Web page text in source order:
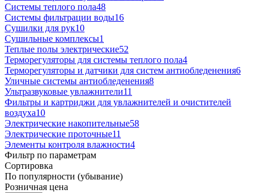
Системы теплого пола48
Системы фильтрации воды16
Сушилки для рук10
Сушильные комплексы1
Теплые полы электрические52
Терморегуляторы для системы теплого пола4
Терморегуляторы и датчики для систем антиобледенения6
Уличные системы антиобледенения8
Ультразвуковые увлажнители11
Фильтры и картриджи для увлажнителей и очистителей
воздуха10
Электрические накопительные58
Электрические проточные11
Элементы контроля влажности4
Фильтр по параметрам
Сортировка
По популярности (убывание)
Розничная цена